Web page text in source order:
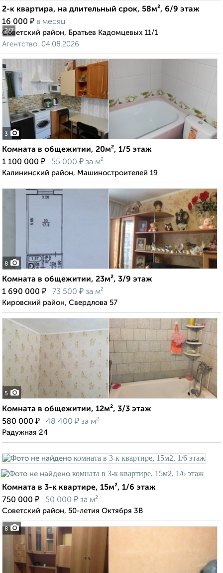
2/7
2-к квартира, на длительный срок, 58м², 6/9 этаж
16 000 ₽ в месяц
Советский район, Братьев Кадомцевых 11/1
Агентство, 04.08.2026
3
Комната в общежитии, 20м², 1/5 этаж
1 100 000 ₽ 55 000 ₽ за м²
Калининский район, Машиностроителей 19
8
Комната в общежитии, 23м², 3/9 этаж
1 690 000 ₽ 73 500 ₽ за м²
Кировский район, Свердлова 57
5
Комната в общежитии, 12м², 3/3 этаж
580 000 ₽ 48 400 ₽ за м²
Радужная 24
8
Комната в 3-к квартире, 15м², 1/6 этаж
750 000 ₽ 50 000 ₽ за м²
Советский район, 50-летия Октября 3В